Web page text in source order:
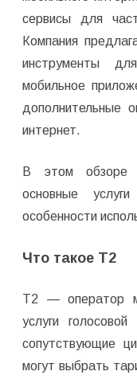
сервисы для
Компания
инструменты
мобильное
дополнительные
интернет.
В этом обзоре
основные
особенности
Что такое T2
T2 — оператор
услуги
сопутствующие
могут выбрать